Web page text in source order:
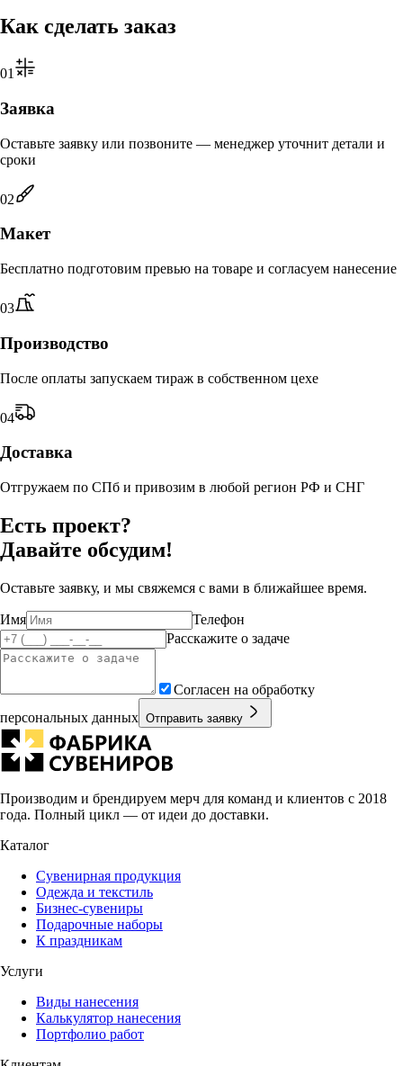
Как сделать заказ
01
Заявка
Оставьте заявку или позвоните — менеджер уточнит детали и
сроки
02
Макет
Бесплатно подготовим превью на товаре и согласуем нанесение
03
Производство
После оплаты запускаем тираж в собственном цехе
04
Доставка
Отгружаем по СПб и привозим в любой регион РФ и СНГ
Есть проект?
Давайте обсудим!
Оставьте заявку, и мы свяжемся с вами в ближайшее время.
Имя
Телефон
Расскажите о задаче
Согласен на обработку
персональных данных Отправить заявку
Производим и брендируем мерч для команд и клиентов с 2018
года. Полный цикл — от идеи до доставки.
Каталог
Сувенирная продукция
Одежда и текстиль
Бизнес-сувениры
Подарочные наборы
К праздникам
Услуги
Виды нанесения
Калькулятор нанесения
Портфолио работ